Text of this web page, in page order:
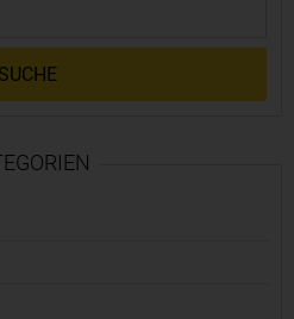
SUCHE